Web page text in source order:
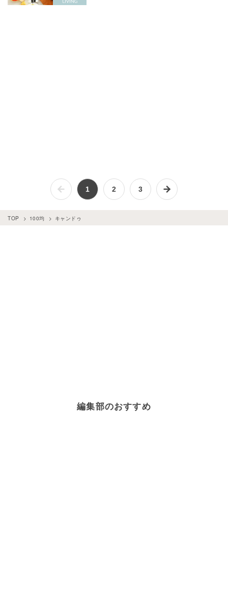
1 2 3
TOP 100均 キャンドゥ
編集部のおすすめ